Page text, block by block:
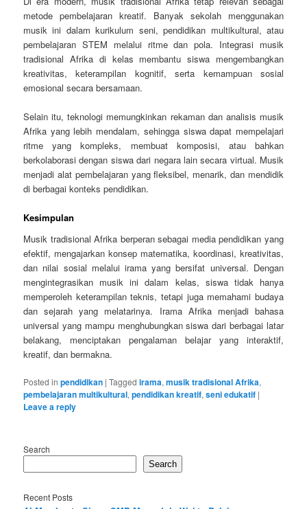
metode pembelajaran kreatif. Banyak sekolah menggunakan
musik ini dalam kurikulum seni, pendidikan multikultural, atau
pembelajaran STEM melalui ritme dan pola. Integrasi musik
tradisional Afrika di kelas membantu siswa mengembangkan
kreativitas, keterampilan kognitif, serta kemampuan sosial
emosional secara bersamaan.
Selain itu, teknologi memungkinkan rekaman dan analisis musik
Afrika yang lebih mendalam, sehingga siswa dapat mempelajari
ritme yang kompleks, membuat komposisi, atau bahkan
berkolaborasi dengan siswa dari negara lain secara virtual. Musik
menjadi alat pembelajaran yang fleksibel, menarik, dan mendidik
di berbagai konteks pendidikan.
Kesimpulan
Musik tradisional Afrika berperan sebagai media pendidikan yang
efektif, mengajarkan konsep matematika, koordinasi, kreativitas,
dan nilai sosial melalui irama yang bersifat universal. Dengan
mengintegrasikan musik ini dalam kelas, siswa tidak hanya
memperoleh keterampilan teknis, tetapi juga memahami budaya
dan sejarah yang melatarinya. Irama Afrika menjadi bahasa
universal yang mampu menghubungkan siswa dari berbagai latar
belakang, menciptakan pengalaman belajar yang interaktif,
kreatif, dan bermakna.
Posted in pendidikan |Tagged irama,musik tradisional Afrika,
pembelajaran multikultural,pendidikan kreatif,seni edukatif |
Leave a reply
Search
Search
Recent Posts